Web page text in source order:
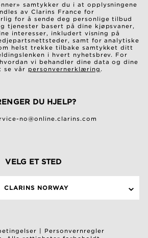
samtykker du i at opplysningene
av Clarins France for
for å sende deg personlige tilbud
tjenester basert på dine kjøpsvaner,
interesser, inkludert visning på
samt for analytiske
helst trekke tilbake samtykket ditt
i hvert nyhetsbrev. For
vi behandler dine data og dine
se vår personvernerklæring .
DU HJELP?
no@online.clarins.com
VELG ET STED
CLARINS NORWAY
| Personvernregler